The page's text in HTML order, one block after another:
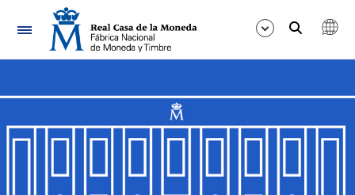
Navegación
Mostrar/Ocultar